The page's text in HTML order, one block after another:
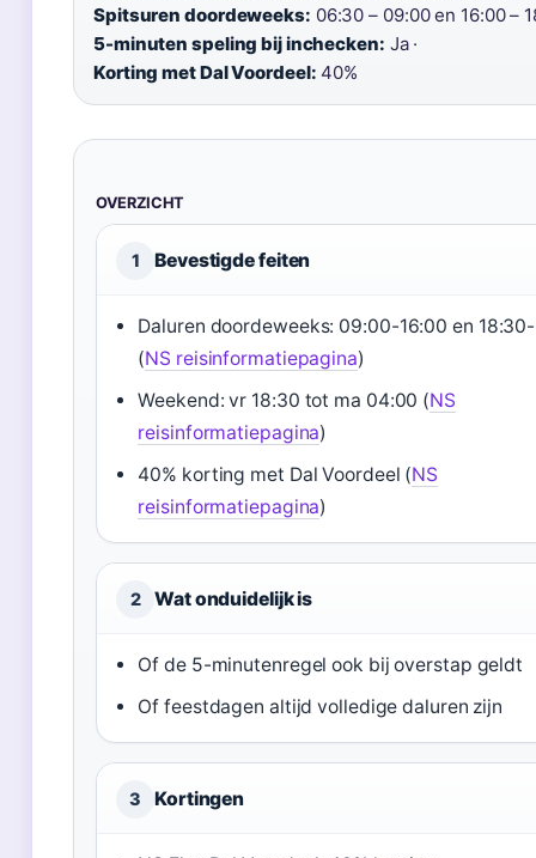
Spitsuren doordeweeks: 06:30 – 09:00 en 16:00 –
5-minuten speling bij inchecken: Ja ·
Korting met Dal Voordeel: 40%
OVERZICHT
1 Bevestigde feiten
Daluren doordeweeks: 09:00-16:00 en
(NS reisinformatiepagina)
Weekend: vr 18:30 tot ma 04:00 (NS
reisinformatiepagina)
40% korting met Dal Voordeel (NS
reisinformatiepagina)
2 Wat onduidelijk is
Of de 5-minutenregel ook bij overstap geldt
Of feestdagen altijd volledige daluren zijn
3 Kortingen